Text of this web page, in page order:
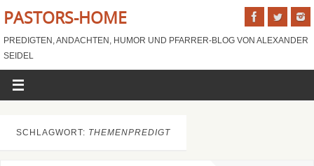
PASTORS-HOME
PREDIGTEN, ANDACHTEN, HUMOR UND PFARRER-BLOG VON ALEXANDER
SEIDEL
SCHLAGWORT: THEMENPREDIGT